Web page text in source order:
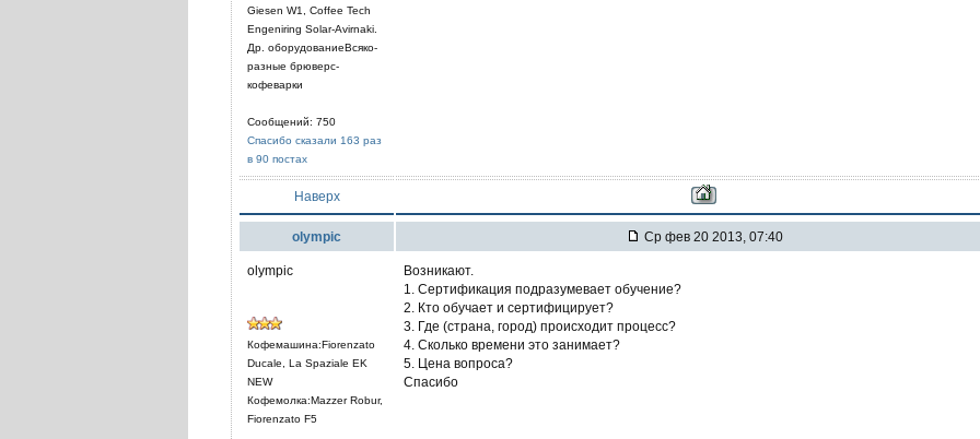
Giesen W1, Coffee Tech
Engeniring Solar-Avirnaki.
Др. оборудованиеВсяко-
разные брюверс-
кофеварки
Сообщений: 750
Спасибо сказали 163 раз
в 90 постах
Наверх
olympic Ср фев 20 2013, 07:40
olympic
Кофемашина:Fiorenzato
Ducale, La Spaziale EK
NEW
Кофемолка:Mazzer Robur,
Fiorenzato F5
Возникают.
1. Сертификация подразумевает обучение?
2. Кто обучает и сертифицирует?
3. Где (страна, город) происходит процесс?
4. Сколько времени это занимает?
5. Цена вопроса?
Спасибо